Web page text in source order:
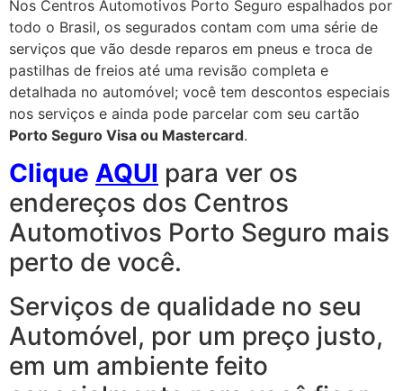
Nos Centros Automotivos Porto Seguro espalhados por
todo o Brasil, os segurados contam com uma série de
serviços que vão desde reparos em pneus e troca de
pastilhas de freios até uma revisão completa e
detalhada no automóvel; você tem descontos especiais
nos serviços e ainda pode parcelar com seu cartão
Porto Seguro Visa ou Mastercard.
Clique AQUI para ver os
endereços dos Centros
Automotivos Porto Seguro mais
perto de você.
Serviços de qualidade no seu
Automóvel, por um preço justo,
em um ambiente feito